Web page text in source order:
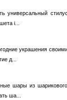
универсальный
i...
украшения
д...
шары из
ша...